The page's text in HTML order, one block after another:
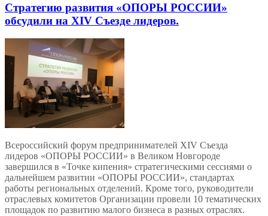
Стратегию развития «ОПОРЫ РОССИИ»
обсудили на XIV Съезде лидеров.
Всероссийский форум предпринимателей ХIV Съезда
лидеров «ОПОРЫ РОССИИ» в Великом Новгороде
завершился в «Точке кипения» стратегическими сессиями о
дальнейшем развитии «ОПОРЫ РОССИИ», стандартах
работы региональных отделений. Кроме того, руководители
отраслевых комитетов Организации провели 10 тематических
площадок по развитию малого бизнеса в разных отраслях.